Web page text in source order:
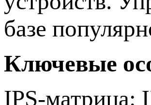
базе
Ключевые
IPS-матрица: